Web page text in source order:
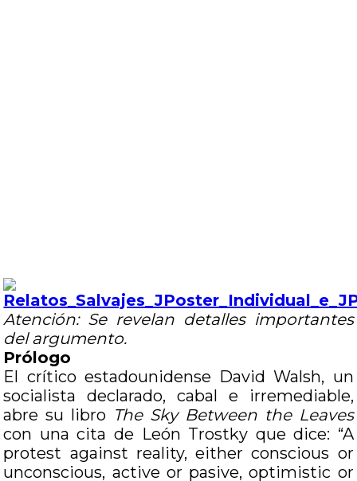
Atención: Se revelan detalles importantes
del argumento.
Prólogo
El crítico estadounidense David Walsh, un
socialista declarado, cabal e irremediable,
abre su libro The Sky Between the Leaves
con una cita de León Trostky que dice: “A
protest against reality, either conscious or
unconscious, active or pasive, optimistic or